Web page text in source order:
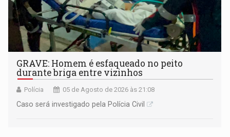
GRAVE: Homem é esfaqueado no peito
durante briga entre vizinhos
Polícia 05 de Agosto de 2026 às 21:08
Caso será investigado pela Polícia Civil